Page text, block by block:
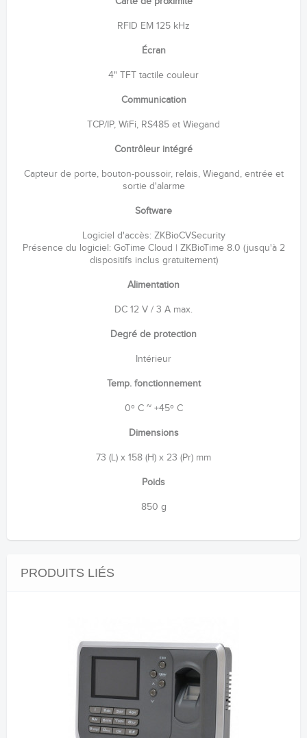
RFID EM 125 kHz
Écran
4" TFT tactile couleur
Communication
TCP/IP, WiFi, RS485 et Wiegand
Contrôleur intégré
Capteur de porte, bouton-poussoir, relais, Wiegand, entrée et
sortie d'alarme
Software
Logiciel d'accès: ZKBioCVSecurity
Présence du logiciel: GoTime Cloud | ZKBioTime 8.0 (jusqu'à 2
dispositifs inclus gratuitement)
Alimentation
DC 12 V / 3 A max.
Degré de protection
Intérieur
Temp. fonctionnement
0º C ~ +45º C
Dimensions
73 (L) x 158 (H) x 23 (Pr) mm
Poids
850 g
PRODUITS LIÉS